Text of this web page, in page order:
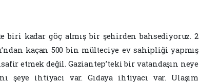
biri kadar göç almış bir şehirden bahsediyoruz. 2
kaçan 500 bin mülteciye ev sahipliği yapmış
etmek değil. Gaziantep’teki bir vatandaşın neye
şeye ihtiyacı var. Gıdaya ihtiyacı var. Ulaşım